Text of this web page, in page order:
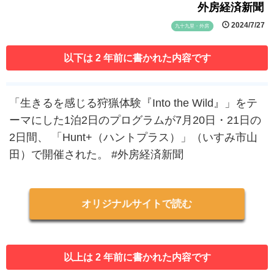
外房経済新聞
九十九里・外房 2024/7/27
以下は 2 年前に書かれた内容です
「生きるを感じる狩猟体験『Into the Wild』」をテ
ーマにした1泊2日のプログラムが7月20日・21日の
2日間、 「Hunt+（ハントプラス）」（いすみ市山
田）で開催された。 #外房経済新聞
オリジナルサイトで読む
以上は 2 年前に書かれた内容です